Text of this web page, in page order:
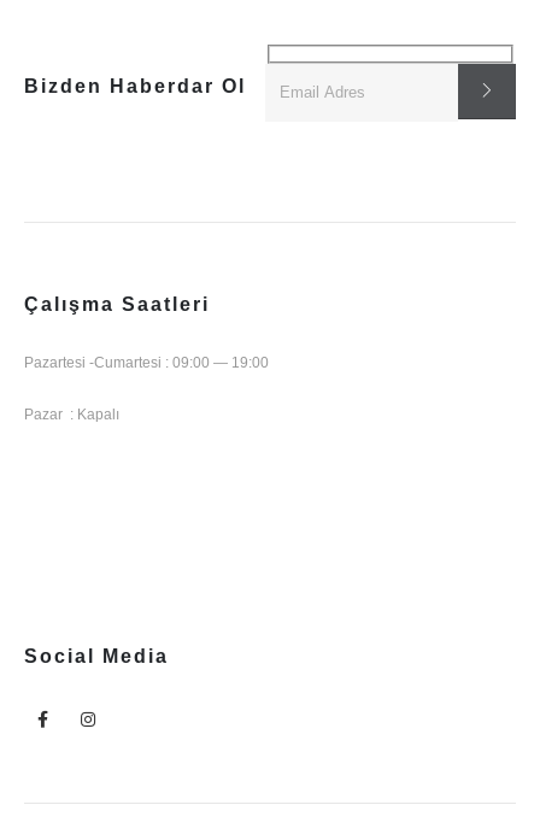
Bizden Haberdar Ol
Çalışma Saatleri
Pazartesi -Cumartesi : 09:00 — 19:00
Pazar : Kapalı
Social Media